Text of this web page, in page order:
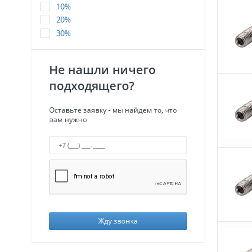
10%
20%
30%
Не нашли ничего
подходящего?
Оставьте заявку - мы найдем то, что
вам нужно
Жду звонка